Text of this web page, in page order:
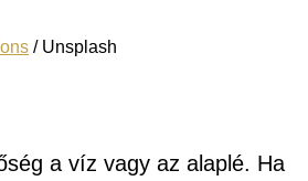
/ Unsplash
a víz vagy az alaplé. Ha